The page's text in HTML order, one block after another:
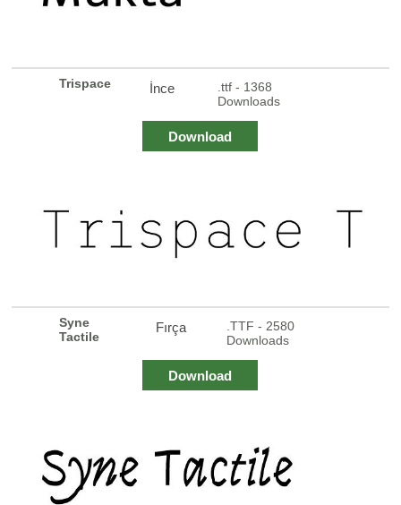
Trispace İnce
.ttf - 1368
Downloads
Download
Syne
Tactile
Fırça
.TTF - 2580
Downloads
Download